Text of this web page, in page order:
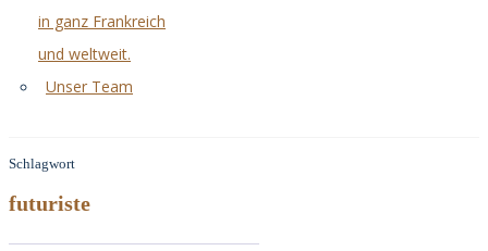
in ganz Frankreich
und weltweit.
Unser Team
Schlagwort
futuriste